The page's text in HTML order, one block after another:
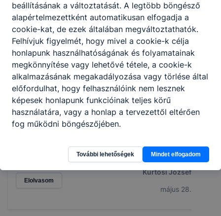
„Éremeső hullott rájuk……”
Kimagasló eredményeket értek el a 2026-os Év
Pálinkás Bonbonja versenyen a Kiskunhalasi
Technikum, Szakképző Iskola és Kollégium diákjai és
oktatói. A rangos szakmai megmérettetésen az
minősítést, valamint két különdíjat is elnyertek,
bizonyítva kreativitásukat, szakmai felkészültségüket
Elolvasom
Kürtösi József
május 28.
beállításának a változtatását. A legtöbb böngésző
alapértelmezettként automatikusan elfogadja a
cookie-kat, de ezek általában megváltoztathatók.
Felhívjuk figyelmét, hogy mivel a cookie-k célja
honlapunk használhatóságának és folyamatainak
megkönnyítése vagy lehetővé tétele, a cookie-k
alkalmazásának megakadályozása vagy törlése által
előfordulhat, hogy felhasználóink nem lesznek
képesek honlapunk funkcióinak teljes körű
használatára, vagy a honlap a tervezettől eltérően
fog működni böngészőjében.
További lehetőségek Mindet elfogadom